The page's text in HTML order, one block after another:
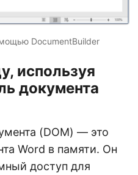
DocumentBuilder
используя
документа
(DOM) — это
Word в памяти. Он
доступ для